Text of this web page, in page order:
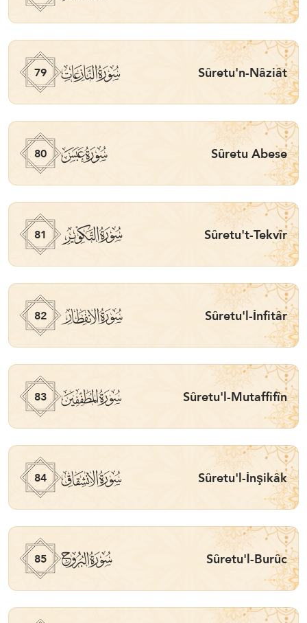
79 ﯼ Sûretu'n-Nâziât
80 ﯽ Sûretu Abese
81 ﯾ Sûretu't-Tekvîr
82 ﯿ Sûretu'l-İnfitâr
83 ﰀ Sûretu'l-Mutaffifîn
84 ﰁ Sûretu'l-İnşikâk
85 ﰂ Sûretu'l-Burûc